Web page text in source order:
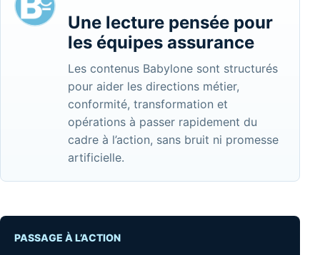
Une lecture pensée pour
les équipes assurance
Les contenus Babylone sont structurés
pour aider les directions métier,
conformité, transformation et
opérations à passer rapidement du
cadre à l’action, sans bruit ni promesse
artificielle.
PASSAGE À L’ACTION